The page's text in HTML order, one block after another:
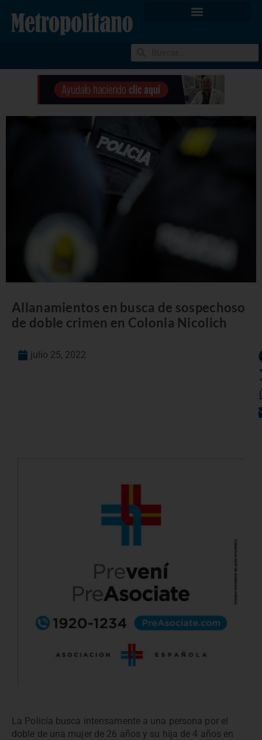
Allanamientos en busca de sospechoso
de doble crimen en Colonia Nicolich
julio 25, 2022
La Policía busca intensamente a una persona por el
doble de una mujer de 26 años y su hija de 4 años en